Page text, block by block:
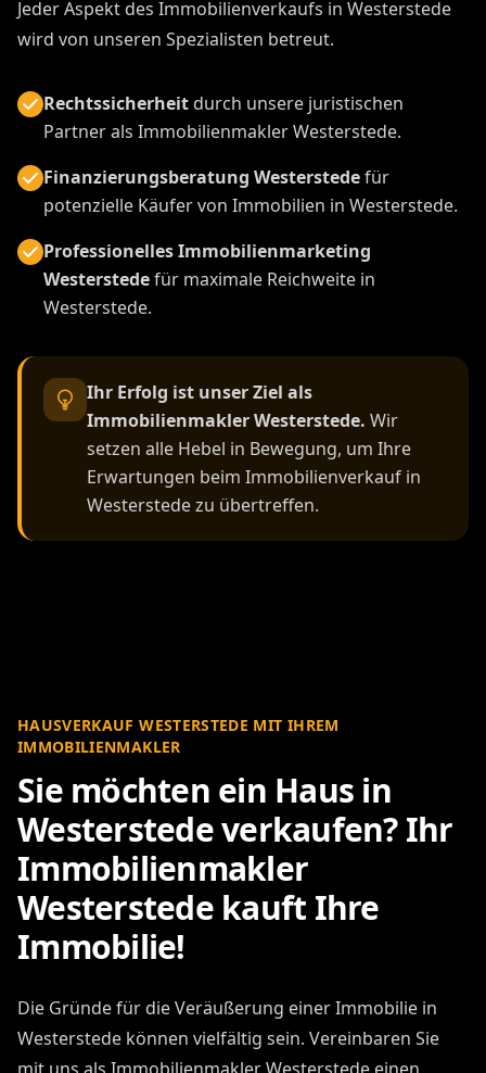
Jeder Aspekt des Immobilienverkaufs in Westerstede
wird von unseren Spezialisten betreut.
Rechtssicherheitdurch unsere juristischen
Partner als Immobilienmakler Westerstede.
Finanzierungsberatung Westerstedefür
potenzielle Käufer von Immobilien in Westerstede.
Professionelles Immobilienmarketing
Westerstedefür maximale Reichweite in
Westerstede.
Ihr Erfolg ist unser Ziel als
Immobilienmakler Westerstede. Wir
setzen alle Hebel in Bewegung, um Ihre
Erwartungen beim Immobilienverkauf in
Westerstede zu übertreffen.
HAUSVERKAUF WESTERSTEDE MIT IHREM
IMMOBILIENMAKLER
Sie möchten ein Haus in
Westerstede verkaufen? Ihr
Immobilienmakler
Westerstede kauft Ihre
Immobilie!
Die Gründe für die Veräußerung einer Immobilie in
Westerstede können vielfältig sein. Vereinbaren Sie
mit uns als Immobilienmakler Westerstede einen